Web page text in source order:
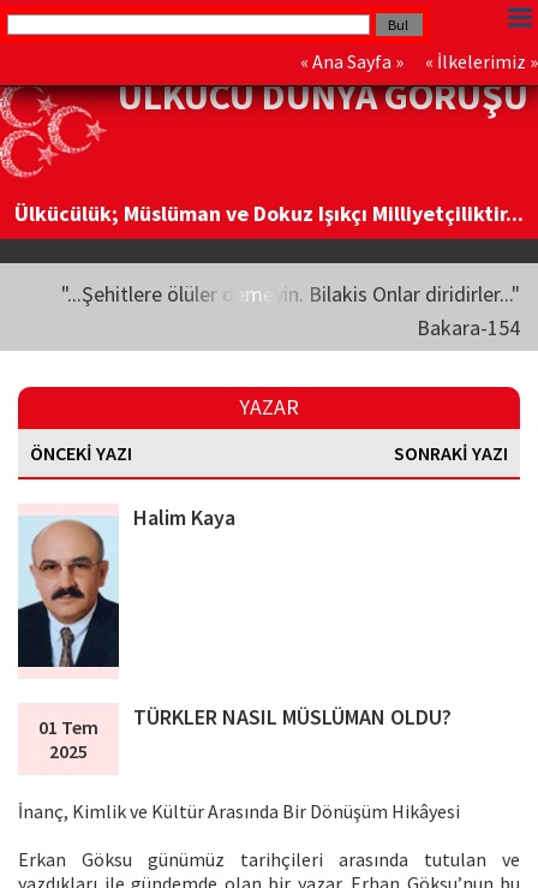
« Ana Sayfa » « İlkelerimiz »
ÜLKÜCÜ DÜNYA GÖRÜŞÜ
Ülkücülük; Müslüman ve Dokuz Işıkçı Milliyetçiliktir...
"...Şehitlere ölüler demeyin. Bilakis Onlar diridirler..."
Bakara-154
YAZAR
ÖNCEKİ YAZI SONRAKİ YAZI
Halim Kaya
01 Tem
2025
TÜRKLER NASIL MÜSLÜMAN OLDU?
İnanç, Kimlik ve Kültür Arasında Bir Dönüşüm Hikâyesi
Erkan Göksu günümüz tarihçileri arasında tutulan ve
yazdıkları ile gündemde olan bir yazar. Erhan Göksu’nun bu